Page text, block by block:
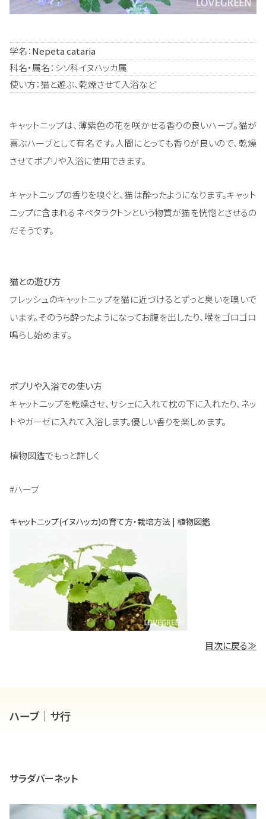
学名：Nepeta cataria
科名・属名：シソ科イヌハッカ属
使い方：猫と遊ぶ、乾燥させて入浴など
キャットニップは、薄紫色の花を咲かせる香りの良いハーブ。猫が
喜ぶハーブとして有名です。人間にとっても香りが良いので、乾燥
させてポプリや入浴に使用できます。
キャットニップの香りを嗅ぐと、猫は酔ったようになります。キャット
ニップに含まれるネペタラクトンという物質が猫を恍惚とさせるの
だそうです。
猫との遊び方
フレッシュのキャットニップを猫に近づけるとずっと臭いを嗅いで
います。そのうち酔ったようになってお腹を出したり、喉をゴロゴロ
鳴らし始めます。
ポプリや入浴での使い方
キャットニップを乾燥させ、サシェに入れて枕の下に入れたり、ネッ
トやガーゼに入れて入浴します。優しい香りを楽しめます。
植物図鑑でもっと詳しく
#ハーブ
キャットニップ(イヌハッカ)の育て方・栽培方法 | 植物図鑑
目次に戻る≫
ハーブ｜サ行
サラダバーネット